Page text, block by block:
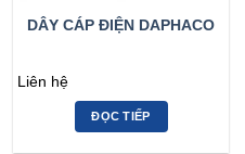
DÂY CÁP ĐIỆN DAPHACO
Liên hệ
ĐỌC TIẾP